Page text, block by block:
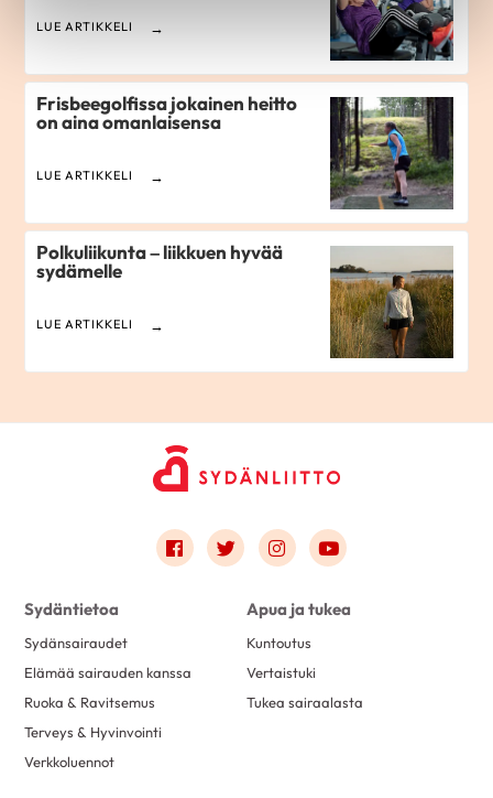
LUE ARTIKKELI
Frisbeegolfissa jokainen heitto
on aina omanlaisensa
LUE ARTIKKELI
Polkuliikunta – liikkuen hyvää
sydämelle
LUE ARTIKKELI
Link to facebook
Link to twitter
Link to instagram
Link to youtube
Sydäntietoa
Sydänsairaudet
Elämää sairauden kanssa
Ruoka & Ravitsemus
Terveys & Hyvinvointi
Verkkoluennot
Apua ja tukea
Kuntoutus
Vertaistuki
Tukea sairaalasta